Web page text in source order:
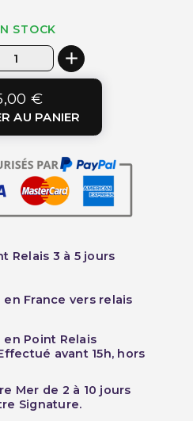
STOCK
€
AU PANIER
Relais 3 à 5 jours
en France vers relais
en Point Relais
avant 15h, hors
Mer de 2 à 10 jours
Signature.